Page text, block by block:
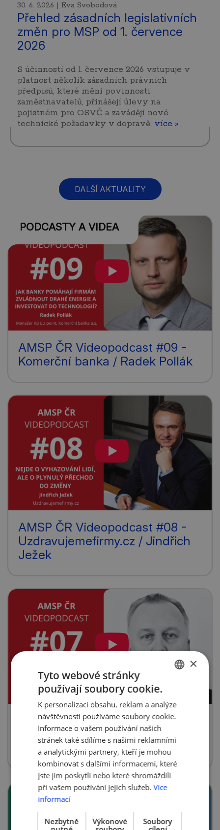
30. 6. 2026 | Eva Svobodová
Přehled zásadních legislativních
změn pro MSP od 1. července
2026
S účinností od 1. července 2026 vstupuje v
platnost několik zásadních právních
předpisů, které mění povinnosti
zaměstnavatelů, přinášejí úlevy na
pojistném pro OSVČ a zavádějí nové
technické požadavky v dopravě. více »
DALŠÍ AKTUALITY
PODCASTY A VIDEA
AMSP ČR Videopodcast #09 -
Komerční banka / Radek Pollák
AMSP ČR Videopodcast #08 -
Uzdravujemefirmy.cz / Jindřich
Ježek
AMSP ČR Videopodcast #07 -
ÚPV / Mgr. Ing. Josef Kratochvíl,
Ph.D.
ENGLISH
×
Tyto webové stránky
používají soubory cookie.
K personalizaci obsahu, reklam a analýze
návštěvnosti používáme soubory cookie.
Informace o vašem používání našich
stránek také sdílíme s našimi reklamními
a analytickými partnery, kteří je mohou
kombinovat s dalšími informacemi, které
jste jim poskytli nebo které shromáždili
při vašem používání jejich služeb. Více
informací
Nezbytně
Výkonové
Soubory